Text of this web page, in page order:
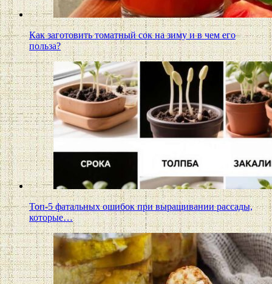
Как заготовить томатный сок на зиму и в чем его
польза?
Топ-5 фатальных ошибок при выращивании рассады,
которые…